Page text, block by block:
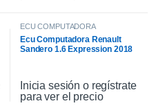
ECU COMPUTADORA
Ecu Computadora Renault
Sandero 1.6 Expression 2018
Inicia sesión o regístrate
para ver el precio